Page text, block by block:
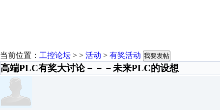
当前位置： 工控论坛 > > 活动 > 有奖活动 我要发帖
高端PLC有奖大讨论－－－未来PLC的设想